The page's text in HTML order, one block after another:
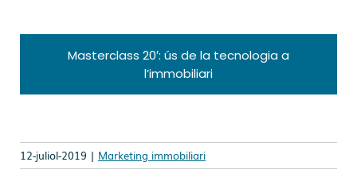
Masterclass 20′: ús de la tecnologia a
l’immobiliari
12-juliol-2019 | Marketing immobiliari